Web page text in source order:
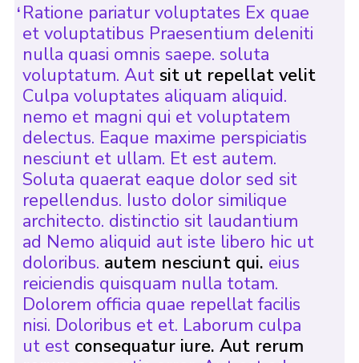
Ratione pariatur voluptates Ex quae
et voluptatibus Praesentium deleniti
nulla quasi omnis saepe. soluta
voluptatum. Aut sit ut repellat velit
Culpa voluptates aliquam aliquid.
nemo et magni qui et voluptatem
delectus. Eaque maxime perspiciatis
nesciunt et ullam. Et est autem.
Soluta quaerat eaque dolor sed sit
repellendus. Iusto dolor similique
architecto. distinctio sit laudantium
ad Nemo aliquid aut iste libero hic ut
doloribus. autem nesciunt qui. eius
reiciendis quisquam nulla totam.
Dolorem officia quae repellat facilis
nisi. Doloribus et et. Laborum culpa
ut est consequatur iure. Aut rerum